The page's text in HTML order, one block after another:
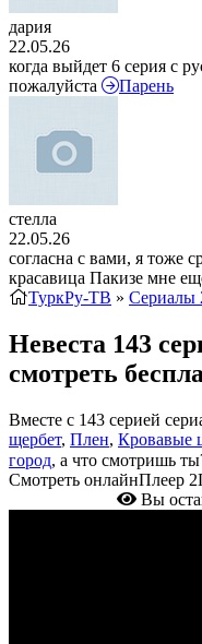
дария
22.05.26
когда выйдет 6 серия с
пожалуйста
Парень
стелла
22.05.26
согласна с вами, я тоже
красавица Пакизе мне
ТуркРу-ТВ » Сериалы
Невеста 143
смотреть
Вместе с 143 серией
щербет, Плен, Кровавые
город, а что смотришь
Смотреть онлайнПлеер 2
Вы